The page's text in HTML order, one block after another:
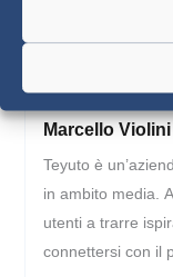
Marcello
Teyuto è
in ambito media.
utenti a trarre
connettersi con il